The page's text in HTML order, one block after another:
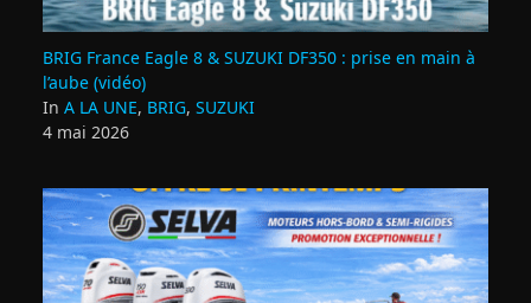
BRIG France Eagle 8 & SUZUKI DF350 : prise en main à
l’aube (vidéo)
In A LA UNE, BRIG, SUZUKI
4 mai 2026